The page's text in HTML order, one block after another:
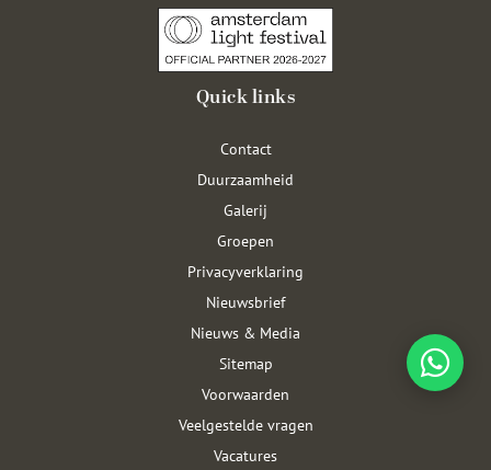
Quick links
Contact
Duurzaamheid
Galerij
Groepen
Privacyverklaring
Nieuwsbrief
Nieuws & Media
Sitemap
Voorwaarden
Veelgestelde vragen
Vacatures